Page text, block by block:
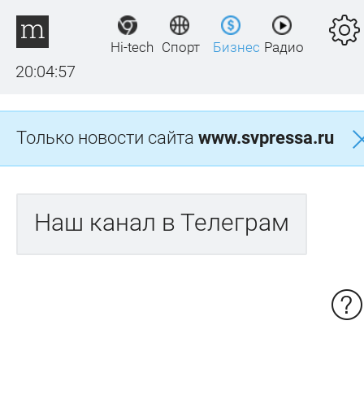
20:04:57
Hi-tech Спорт Бизнес Радио
Только новости сайта www.svpressa.ru
Наш канал в Телеграм